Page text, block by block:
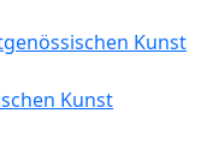
Kunst
Kunst